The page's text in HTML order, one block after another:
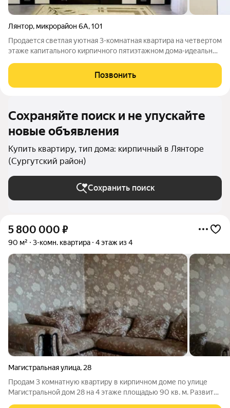
Лянтор, микрорайон 6А,101
Продается светлая уютная 3-комнатная квартира на четвертом
этаже капитального кирпичного пятиэтажном дома-идеальный
с окнами, выходящими на обе стороны дома, обеспечивает
отличное естественное
Позвонить
Сохраняйте поиск и не упускайте
новые объявления
Купить квартиру, тип дома: кирпичный в Лянторе
(Сургутский район)
Сохранить поиск
5 800 000 ₽
90 м² 3-комн. квартира 4 этаж из 4
Магистральная улица, 28
Продам 3 комнатную квартиру в кирпичном доме по улице
Магистральной дом 28 на 4 этаже площадью 90 кв. м. Развитая